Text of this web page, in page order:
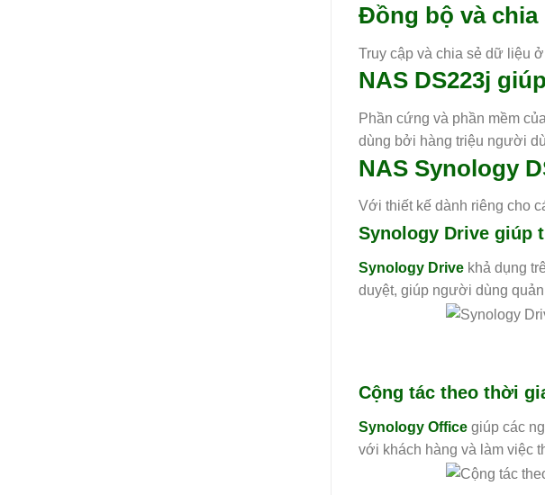
Đồng bộ và chia
Truy cập và chia sẻ dữ liệu
NAS DS223j
Phần cứng và phần mềm
dùng bởi hàng triệu người
NAS Synology
Với thiết kế dành riêng cho
Synology Drive giúp
Synology Drive khả dụng
duyệt, giúp người dùng
Cộng tác theo thời
Synology Office giúp các
với khách hàng và làm việc